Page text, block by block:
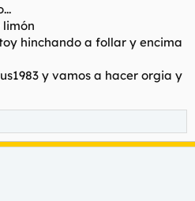
limón
hinchando a follar y encima
y vamos a hacer orgia y